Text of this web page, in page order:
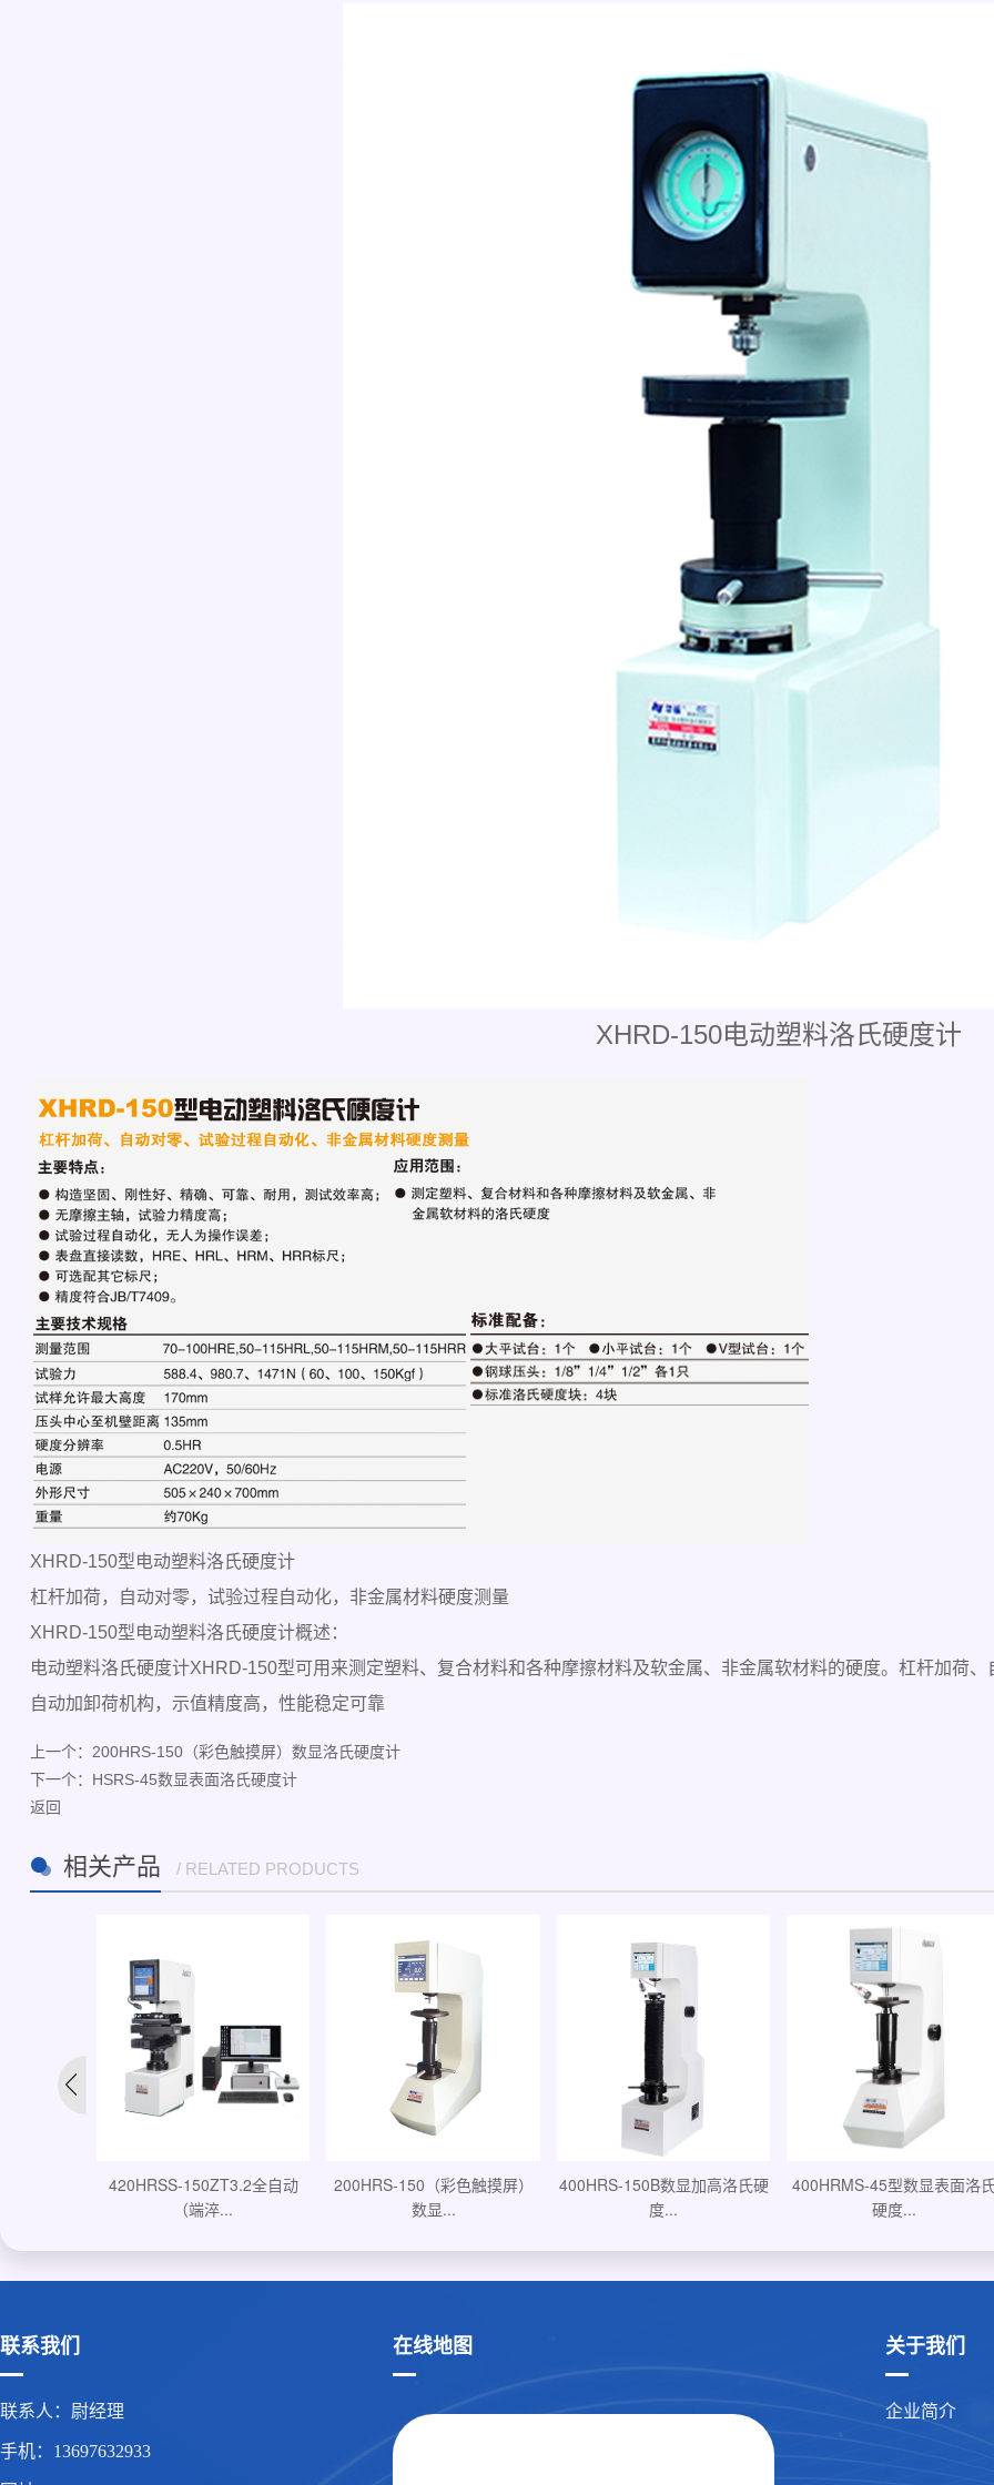
XHRD-150电动塑料洛氏硬度计
XHRD-150型电动塑料洛氏硬度计
杠杆加荷，自动对零，试验过程自动化，非金属材料硬度测量
XHRD-150型电动塑料洛氏硬度计概述：
电动塑料洛氏硬度计XHRD-150型可用来测定塑料、复合材料和各种摩擦材料及软金属、非金属软材料的硬度。杠杆加荷
自动加卸荷机构，示值精度高，性能稳定可靠
上一个： 200HRS-150（彩色触摸屏）数显洛氏硬度计
下一个： HSRS-45数显表面洛氏硬度计
返回
相关产品 / RELATED PRODUCTS
200HRS-150（彩色触摸屏）
数显...
400HRS-150B数显加高洛氏硬
度...
400HRMS-45型数显表面洛氏
硬度...
400HRS-150数显洛氏硬度计
联系我们
联系人：尉经理
手机：13697632933
在线地图 关于我们
企业简介